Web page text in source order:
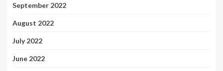
September 2022
August 2022
July 2022
June 2022